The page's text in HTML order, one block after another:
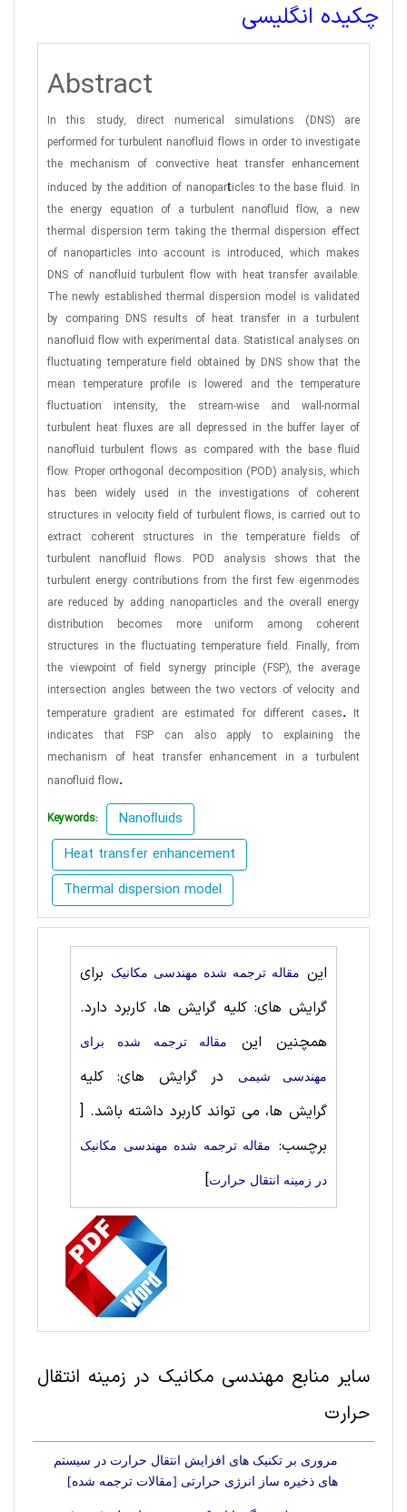
چکیده انگلیسی
Abstract
In this study, direct numerical simulations (DNS) are
performed for turbulent nanofluid flows in order to investigate
the mechanism of convective heat transfer enhancement
induced by the addition of nanoparticles to the base fluid. In
the energy equation of a turbulent nanofluid flow, a new
thermal dispersion term taking the thermal dispersion effect
of nanoparticles into account is introduced, which makes
DNS of nanofluid turbulent flow with heat transfer available.
The newly established thermal dispersion model is validated
by comparing DNS results of heat transfer in a turbulent
nanofluid flow with experimental data. Statistical analyses on
fluctuating temperature field obtained by DNS show that the
mean temperature profile is lowered and the temperature
fluctuation intensity, the stream-wise and wall-normal
turbulent heat fluxes are all depressed in the buffer layer of
nanofluid turbulent flows as compared with the base fluid
flow. Proper orthogonal decomposition (POD) analysis, which
has been widely used in the investigations of coherent
structures in velocity field of turbulent flows, is carried out to
extract coherent structures in the temperature fields of
turbulent nanofluid flows. POD analysis shows that the
turbulent energy contributions from the first few eigenmodes
are reduced by adding nanoparticles and the overall energy
distribution becomes more uniform among coherent
structures in the fluctuating temperature field. Finally, from
the viewpoint of field synergy principle (FSP), the average
intersection angles between the two vectors of velocity and
temperature gradient are estimated for different cases. It
indicates that FSP can also apply to explaining the
mechanism of heat transfer enhancement in a turbulent
nanofluid flow.
Keywords:
Nanoﬂuids
Heat transfer enhancement
Thermal dispersion model
این مقاله ترجمه شده مهندسی مکانیک
برای
گرایش های: کلیه گرایش ها، کاربرد دارد.
همچنین این
مقاله ترجمه شده برای
مهندسی شیمی
در گرایش های: کلیه
گرایش ها، می تواند کاربرد داشته باشد. [
برچسب:
مقاله ترجمه شده مهندسی مکانیک
در زمینه انتقال حرارت]
سایر منابع مهندسی مکانیک در زمینه انتقال
حرارت
مروری بر تکنیک های افزایش انتقال حرارت در سیستم
های ذخیره ساز انرژی حرارتی [مقالات ترجمه شده]